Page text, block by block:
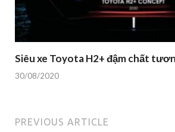
Siêu xe Toyota H2+ đậm chất
30/08/2020
PREVIOUS ARTICLE